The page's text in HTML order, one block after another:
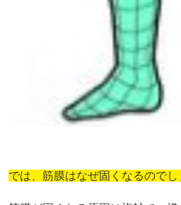
では、筋膜はなぜ固くなるのでし